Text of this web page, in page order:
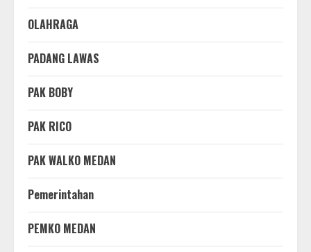
OLAHRAGA
PADANG LAWAS
PAK BOBY
PAK RICO
PAK WALKO MEDAN
Pemerintahan
PEMKO MEDAN